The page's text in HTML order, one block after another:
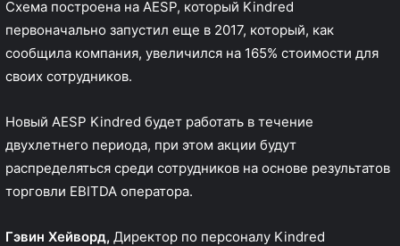
Схема построена на AESP, который Kindred
первоначально запустил еще в 2017, который, как
сообщила компания, увеличился на 165% стоимости для
своих сотрудников.
Новый AESP Kindred будет работать в течение
двухлетнего периода, при этом акции будут
распределяться среди сотрудников на основе результатов
торговли EBITDA оператора.
Гэвин Хейворд, Директор по персоналу Kindred